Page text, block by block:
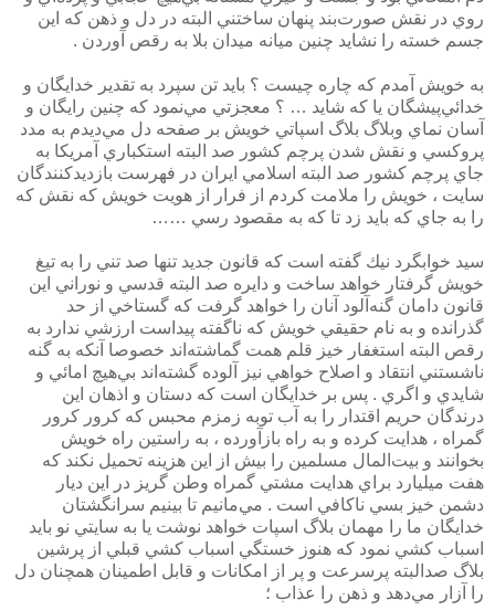
روي در نقش صورت‌بند پنهان ساختني البته در دل و ذهن كه اين
جسم خسته را نشايد چنين ميانه ميدان بلا به رقص آوردن .
به خويش آمدم كه چاره چيست ؟ بايد تن سپرد به تقدير خدايگان و
خدائي‌پيشگان يا كه شايد … ؟ معجزتي مي‌نمود كه چنين رايگان و
آسان نماي وبلاگ بلاگ اسپاتي خويش بر صفحه دل مي‌ديدم به مدد
پروكسي و نقش شدن پرچم كشور صد البته استكباري آمريكا به
جاي پرچم كشور صد البته اسلامي ايران در فهرست بازديدكنندگان
سايت ، خويش را ملامت كردم از فرار از هويت خويش كه نقش كه
را به جاي كه بايد زد تا كه به مقصود رسي ……
سيد خوابگرد نيك گفته است كه قانون جديد تنها صد تني را به تيغ
خويش گرفتار خواهد ساخت و دايره صد البته قدسي و نوراني اين
قانون دامان گنه‌آلود آنان را خواهد گرفت كه گستاخي از حد
گذرانده و به نام حقيقي خويش كه ناگفته پيداست ارزشي ندارد به
رقص البته استغفار خيز قلم همت گماشته‌اند خصوصا آنكه به گنه
ناشستني انتقاد و اصلاح خواهي نيز آلوده گشته‌اند بي‌هيچ امائي و
شايدي و اگري . پس بر خدايگان است كه دستان و اذهان اين
درندگان حريم اقتدار را به آب توبه زمزم محبس كه كرور كرور
گمراه ، هدايت كرده و به راه بازآورده ، به راستين راه خويش
بخوانند و بيت‌المال مسلمين را بيش از اين هزينه تحميل نكند كه
هفت ميليارد براي هدايت مشتي گمراه وطن گريز در اين ديار
دشمن خيز بسي ناكافي است . مي‌مانيم تا بينيم سرانگشتان
خدايگان ما را مهمان بلاگ اسپات خواهد نوشت يا به سايتي نو بايد
اسباب كشي نمود كه هنوز خستگي اسباب كشي قبلي از پرشين
بلاگ صدالبته پرسرعت و پر از امكانات و قابل اطمينان همچنان دل
را آزار مي‌دهد و ذهن را عذاب ؛